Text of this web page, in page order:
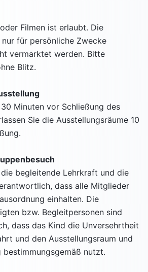
Filmen ist erlaubt. Die
für persönliche Zwecke
vermarktet werden. Bitte
Blitz.
Minuten vor Schließung des
Sie die Ausstellungsräume 10
begleitende Lehrkraft und die
dass alle Mitglieder
einhalten. Die
bzw. Begleitpersonen sind
dass das Kind die Unversehrtheit
und den Ausstellungsraum und
bestimmungsgemäß nutzt.